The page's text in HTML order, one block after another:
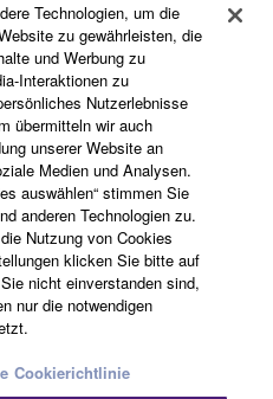
Technologien, um die
zu gewährleisten, die
und Werbung zu
Interaktionen zu
Nutzerlebnisse
übermitteln wir auch
unserer Website an
Medien und Analysen.
auswählen“ stimmen Sie
anderen Technologien zu.
Nutzung von Cookies
klicken Sie bitte auf
nicht einverstanden sind,
nur die notwendigen
Cookierichtlinie